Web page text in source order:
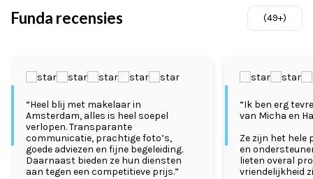
Funda recensies (49+)
“Heel blij met makelaar in
Amsterdam, alles is heel soepel
verlopen. Transparante
communicatie, prachtige foto’s,
goede adviezen en fijne begeleiding.
Daarnaast bieden ze hun diensten
aan tegen een competitieve prijs.”
“Ik ben erg
van Micha en
Ze zijn het hele
en
lieten overal
vriendelijkheid